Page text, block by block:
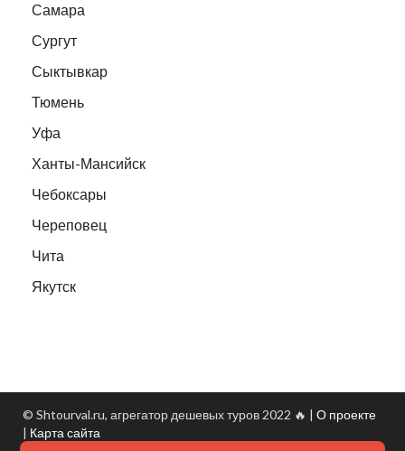
Самара
Сургут
Сыктывкар
Тюмень
Уфа
Ханты-Мансийск
Чебоксары
Череповец
Чита
Якутск
© Shtourval.ru, агрегатор дешевых туров 2022 🔥 | О проекте
| Карта сайта